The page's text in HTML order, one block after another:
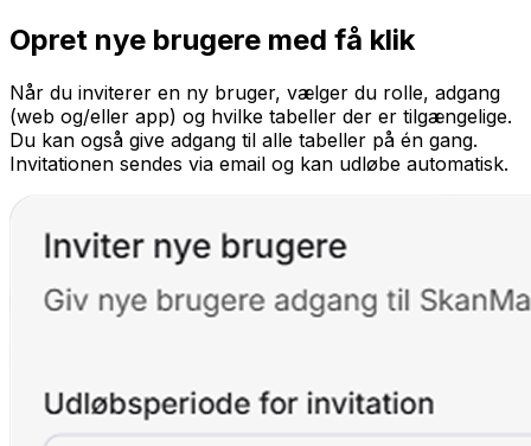
Opret nye brugere med få klik
Når du inviterer en ny bruger, vælger du rolle, adgang
(web og/eller app) og hvilke tabeller der er tilgængelige.
Du kan også give adgang til alle tabeller på én gang.
Invitationen sendes via email og kan udløbe automatisk.